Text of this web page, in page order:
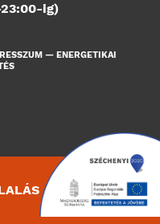
ig)
— ENERGETIKAI